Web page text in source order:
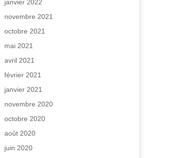
janvier 2022
novembre 2021
octobre 2021
mai 2021
avril 2021
février 2021
janvier 2021
novembre 2020
octobre 2020
août 2020
juin 2020